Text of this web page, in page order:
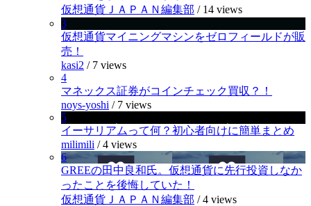
仮想通貨ＪＡＰＡＮ編集部 / 14 views
3
仮想通貨マイニングマシンをゼロフィールドが販
売！
kasi2 / 7 views
4
マネックス証券がコインチェック買収？！
noys-yoshi / 7 views
5
イーサリアムって何？初心者向けに簡単まとめ
milimili /4 views
6
GREEの田中良和氏。仮想通貨に先行投資しなか
ったことを後悔していた！
仮想通貨ＪＡＰＡＮ編集部 /4 views